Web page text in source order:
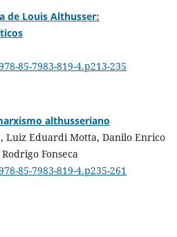
de Louis Althusser:
85-7983-819-4.p213-235
althusseriano
Luiz Eduardi Motta, Danilo Enrico
Fonseca
85-7983-819-4.p235-261